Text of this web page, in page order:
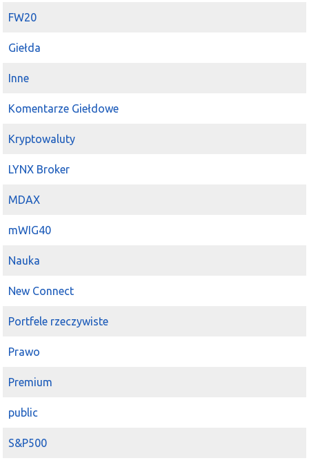
FW20
Giełda
Inne
Komentarze Giełdowe
Kryptowaluty
LYNX Broker
MDAX
mWIG40
Nauka
New Connect
Portfele rzeczywiste
Prawo
Premium
public
S&P500